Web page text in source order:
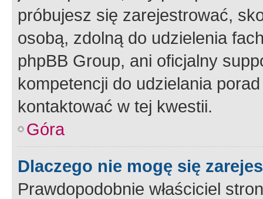
próbujesz się zarejestrować,
osobą, zdolną do udzielenia
phpBB Group, ani oficjalny
kompetencji do udzielania
kontaktować w tej kwestii.
Góra
Dlaczego nie mogę się
Prawdopodobnie właściciel